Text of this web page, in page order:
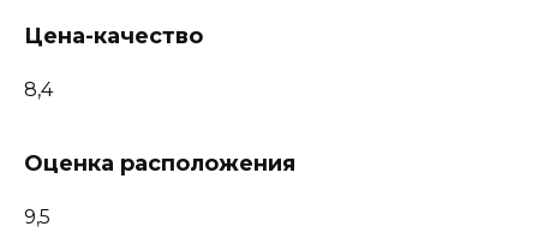
Цена-качество
8,4
Оценка расположения
9,5